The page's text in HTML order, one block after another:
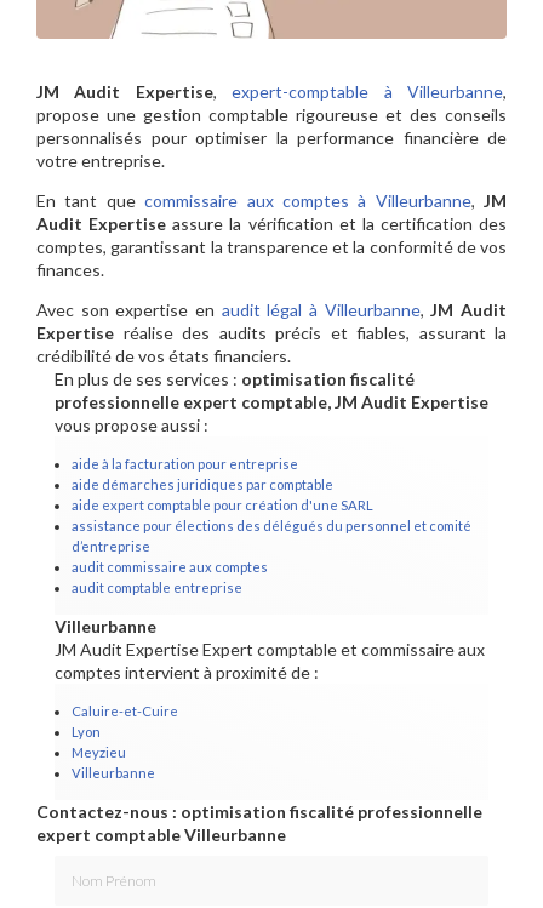
JM Audit Expertise,expert-comptable à Villeurbanne,
propose une gestion comptable rigoureuse et des conseils
personnalisés pour optimiser la performance financière de
votre entreprise.
En tant quecommissaire aux comptes à Villeurbanne, JM
Audit Expertise assure la vérification et la certification des
comptes, garantissant la transparence et la conformité de vos
finances.
Avec son expertise en audit légal à Villeurbanne,JM Audit
Expertise réalise des audits précis et fiables, assurant la
crédibilité de vos états financiers.
En plus de ses services : optimisation fiscalité
professionnelle expert comptable, JM Audit Expertise
vous propose aussi :
aide à la facturation pour entreprise
aide démarches juridiques par comptable
aide expert comptable pour création d'une SARL
assistance pour élections des délégués du personnel et comité
d’entreprise
audit commissaire aux comptes
audit comptable entreprise
Villeurbanne
JM Audit Expertise Expert comptable et commissaire aux
comptes intervient à proximité de :
Caluire-et-Cuire
Lyon
Meyzieu
Villeurbanne
Contactez-nous : optimisation fiscalité professionnelle
expert comptable Villeurbanne